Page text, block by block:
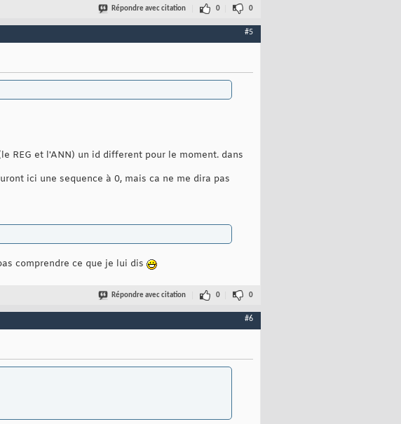
Répondre avec citation 0 0
#5
REG et l'ANN) un id different pour le moment. dans
ici une sequence à 0, mais ca ne me dira pas
comprendre ce que je lui dis
Répondre avec citation 0 0
#6